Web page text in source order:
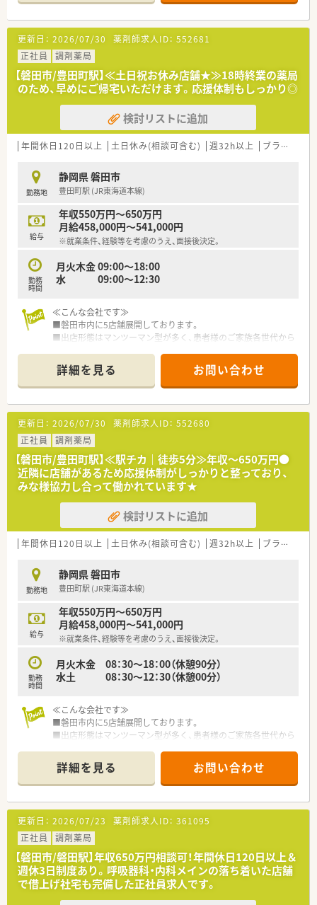
■今後も同地域に根ざした地域医療、無理な異動の心配もござい
ません。
更新日： 2026/07/30 薬剤師求人ID： 552681
正社員
調剤薬局
【磐田市/豊田町駅】≪土日祝お休み店舗★≫18時終業の薬局
のため、早めにご帰宅いただけます。応援体制もしっかり◎
検討リストに追加
年間休日120日以上 土日休み(相談可含む) 週32h以上 ブランク可
勤務地
静岡県 磐田市
豊田町駅 (JR東海道本線)
給与
年収550万円～650万円
月給458,000円～541,000円
※就業条件、経験等を考慮のうえ、面接後決定。
勤務
時間
月火木金 09:00～18:00
水 09:00～12:30
≪こんな会社です≫
■磐田市内に5店舗展開しております。
■出店形態はマンツーマン型が多く、患者様のご家族各世代から
■かかりつけ薬局として従業員は積極的に認定薬剤師を取得し
ております。
■今後も同地域に根ざした地域医療、無理な異動の心配もござい
ません。
詳細を見る お問い合わせ
更新日： 2026/07/30 薬剤師求人ID： 552680
正社員
調剤薬局
【磐田市/豊田町駅】≪駅チカ｜徒歩5分≫年収～650万円●
近隣に店舗があるため応援体制がしっかりと整っており、
みな様協力し合って働かれています★
検討リストに追加
年間休日120日以上 土日休み(相談可含む) 週32h以上 ブランク可
勤務地
静岡県 磐田市
豊田町駅 (JR東海道本線)
給与
年収550万円～650万円
月給458,000円～541,000円
※就業条件、経験等を考慮のうえ、面接後決定。
勤務
時間
月火木金 08：30～18：00（休憩90分）
水土 08：30～12：30（休憩00分）
≪こんな会社です≫
■磐田市内に5店舗展開しております。
■出店形態はマンツーマン型が多く、患者様のご家族各世代から
■かかりつけ薬局として従業員は積極的に認定薬剤師を取得し
ております。
■今後も同地域に根ざした地域医療、無理な異動の心配もござい
ません。
≪薬局について≫
■豊田町駅より徒歩5分にございます。立地◎
■小児科クリニック門前です。
詳細を見る お問い合わせ
更新日： 2026/07/23 薬剤師求人ID： 361095
正社員
調剤薬局
【磐田市/磐田駅】年収650万円相談可！年間休日120日以上＆
週休3日制度あり。呼吸器科・内科メインの落ち着いた店舗
で借上げ社宅も完備した正社員求人です。